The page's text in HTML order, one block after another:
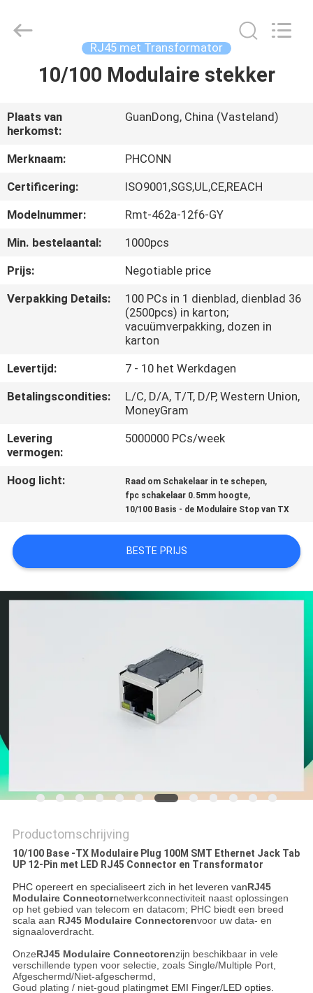
HUIS
PRODUCTEN
ONGEVEER
ONS
FABRIEKSREIS
KWALITEITSCONTROLE
CONTACTEER
VR
SITEMAP
RJ45 met Transformator
10/100 Modulaire stekker
Plaats van
herkomst:
GuanDong, China (Vasteland)
Merknaam:
PHCONN
Certificering:
ISO9001,SGS,UL,CE,REACH
Modelnummer:
Rmt-462a-12f6-GY
Min. bestelaantal:
1000pcs
Prijs:
Negotiable price
Verpakking Details:
100 PCs in 1 dienblad, dienblad 36
(2500pcs) in karton;
vacuümverpakking, dozen in
karton
Levertijd:
7 - 10 het Werkdagen
Betalingscondities:
L/C, D/A, T/T, D/P, Western Union,
MoneyGram
Levering
vermogen:
5000000 PCs/week
Hoog licht: Raad om Schakelaar in te schepen,
fpc schakelaar 0.5mm hoogte,
10/100 Basis - de Modulaire Stop van TX
BESTE PRIJS
Productomschrijving
10/100 Base -TX Modulaire Plug 100M SMT Ethernet Jack Tab
UP 12-Pin met LED RJ45 Connector en Transformator
PHC opereert en specialiseert zich in het leveren vanRJ45
Modulaire Connectornetwerkconnectiviteit naast oplossingen
op het gebied van telecom en datacom; PHC biedt een breed
scala aan RJ45 Modulaire Connectorenvoor uw data- en
signaaloverdracht.
OnzeRJ45 Modulaire Connectorenzijn beschikbaar in vele
verschillende typen voor selectie, zoals Single/Multiple Port,
Afgeschermd/Niet-afgeschermd,
Goud plating / niet-goud platingmet EMI Finger/LED opties.